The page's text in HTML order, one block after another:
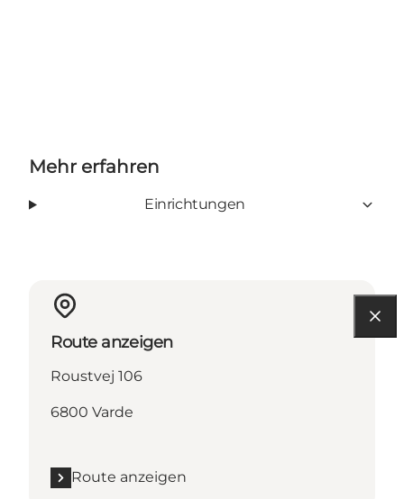
Mehr erfahren
Einrichtungen
Route anzeigen
Roustvej 106
6800 Varde
Route anzeigen